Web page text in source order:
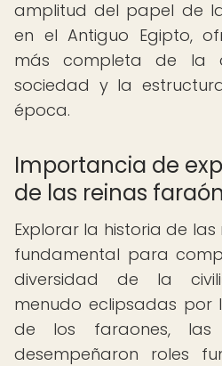
amplitud del papel de
en el Antiguo Egipto,
más completa de la
sociedad y la
época.
Importancia de
de las reinas
Explorar la historia de
fundamental para
diversidad de la
menudo eclipsadas por
de los faraones, las
desempeñaron roles